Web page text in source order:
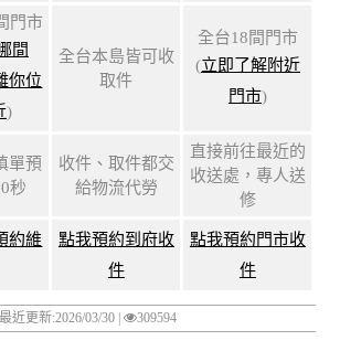
門市
間
你位
)
全台本島皆可收
取件
全台18間門市
(立即了解附近
門市)
單預
秒
收件、取件都交
給物流代勞
直接前往最近的
收送處，專人送
修
約維
點我預約到府收
件
點我預約門市收
件
最近更新:2026/03/30 | 309594